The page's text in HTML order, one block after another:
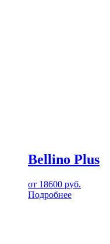
Bellino Plus
от 18600 руб.
Подробнее